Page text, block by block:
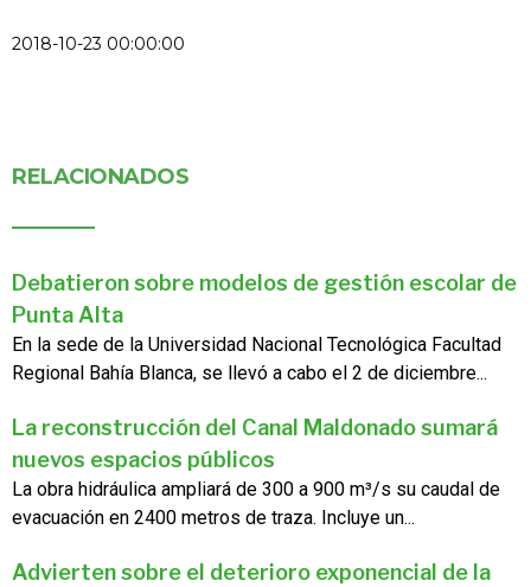
2018-10-23 00:00:00
RELACIONADOS
Debatieron sobre modelos de gestión escolar de
Punta Alta
En la sede de la Universidad Nacional Tecnológica Facultad
Regional Bahía Blanca, se llevó a cabo el 2 de diciembre...
La reconstrucción del Canal Maldonado sumará
nuevos espacios públicos
La obra hidráulica ampliará de 300 a 900 m³/s su caudal de
evacuación en 2400 metros de traza. Incluye un...
Advierten sobre el deterioro exponencial de la